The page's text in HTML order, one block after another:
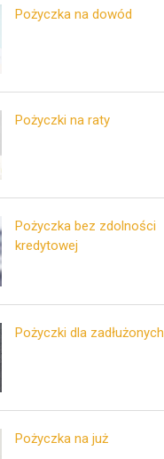
Pożyczka na dowód
Pożyczki na raty
Pożyczka bez zdolności
kredytowej
Pożyczki dla zadłużonych
Pożyczka na już